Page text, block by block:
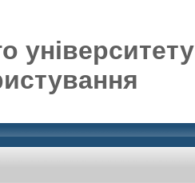
університету